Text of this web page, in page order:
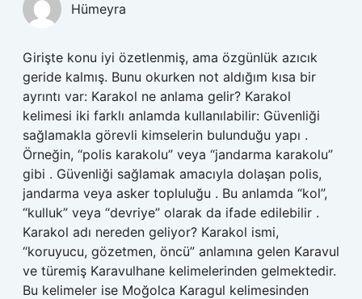
Hümeyra
Girişte konu iyi özetlenmiş, ama özgünlük azıcık
geride kalmış. Bunu okurken not aldığım kısa bir
ayrıntı var: Karakol ne anlama gelir? Karakol
kelimesi iki farklı anlamda kullanılabilir: Güvenliği
sağlamakla görevli kimselerin bulunduğu yapı .
Örneğin, “polis karakolu” veya “jandarma karakolu”
gibi . Güvenliği sağlamak amacıyla dolaşan polis,
jandarma veya asker topluluğu . Bu anlamda “kol”,
“kulluk” veya “devriye” olarak da ifade edilebilir .
Karakol adı nereden geliyor? Karakol ismi,
“koruyucu, gözetmen, öncü” anlamına gelen Karavul
ve türemiş Karavulhane kelimelerinden gelmektedir.
Bu kelimeler ise Moğolca Karagul kelimesinden